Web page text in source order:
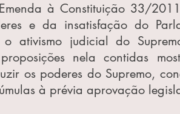
à Constituição 33/
e da insatisfação do
ativismo judicial do
nela contidas
os poderes do Supremo,
à prévia aprovação